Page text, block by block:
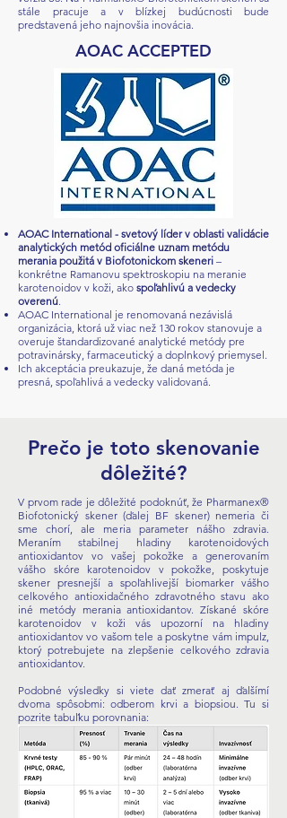
stále pracuje a v blízkej budúcnosti bude
predstavená jeho najnovšia inovácia.
AOAC ACCEPTED
AOAC International - svetový líder v oblasti validácie
analytických metód oficiálne uznam metódu
merania použitá v Biofotonickom skeneri –
konkrétne Ramanovu spektroskopiu na meranie
karotenoidov v koži, ako spoľahlivú a vedecky
overenú.
AOAC International je renomovaná nezávislá
organizácia, ktorá už viac než 130 rokov stanovuje a
overuje štandardizované analytické metódy pre
potravinársky, farmaceutický a doplnkový priemysel.
Ich akceptácia preukazuje, že daná metóda je
presná, spoľahlivá a vedecky validovaná.
Prečo je toto skenovanie
dôležité?
V prvom rade je dôležité podoknúť, že Pharmanex®
Biofotonický skener (ďalej BF skener) nemeria či
sme chorí, ale meria parameter nášho zdravia.
Meraním stabilnej hladiny karotenoidových
antioxidantov vo vašej pokožke a generovaním
vášho skóre karotenoidov v pokožke, poskytuje
skener presnejší a spoľahlivejší biomarker vášho
celkového antioxidačného zdravotného stavu ako
iné metódy merania antioxidantov. Získané skóre
karotenoidov v koži vás upozorní na hladiny
antioxidantov vo vašom tele a poskytne vám impulz,
ktorý potrebujete na zlepšenie celkového zdravia
antioxidantov.
Podobné výsledky si viete dať zmerať aj ďalšímí
dvoma spôsobmi:odberom krvi a biopsiou. Tu si
pozrite tabuľku porovnania: